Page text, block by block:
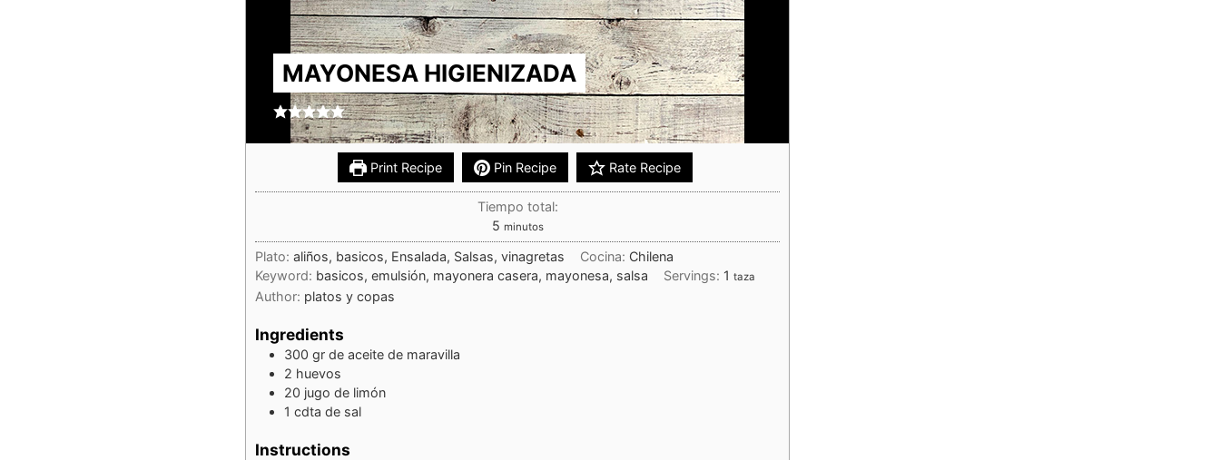
MAYONESA HIGIENIZADA
Print Recipe Pin Recipe Rate Recipe
Tiempo total:
5 minutos
Plato: aliños, basicos, Ensalada, Salsas, vinagretas Cocina: Chilena
Keyword: basicos, emulsión, mayonera casera, mayonesa, salsa Servings: 1 taza
Author: platos y copas
Ingredients
300 gr de aceite de maravilla
2 huevos
20 jugo de limón
1 cdta de sal
Instructions